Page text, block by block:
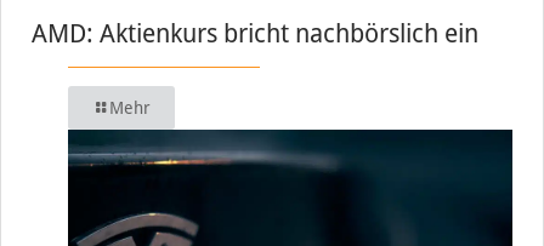
AMD: Aktienkurs bricht nachbörslich ein
Mehr